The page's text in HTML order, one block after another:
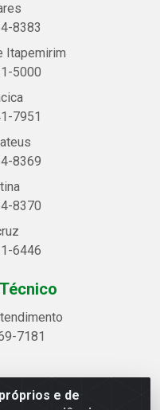
e de
8383
Itapemirim
5000
7951
8369
8370
6446
7181
Alegre, 2521 -